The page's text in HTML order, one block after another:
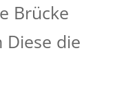
Brücke
Diese die